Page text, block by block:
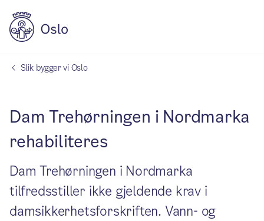
Slik bygger vi Oslo
Dam Trehørningen i Nordmarka
rehabiliteres
Dam Trehørningen i Nordmarka
tilfredsstiller ikke gjeldende krav i
damsikkerhetsforskriften. Vann- og